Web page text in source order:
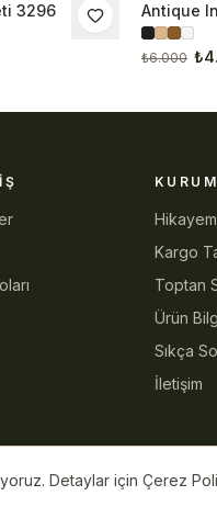
3296 Antique
₺6.000
Kargo
Toptan
Ürün
Sıkça
İletişim
Detaylar için Çerez